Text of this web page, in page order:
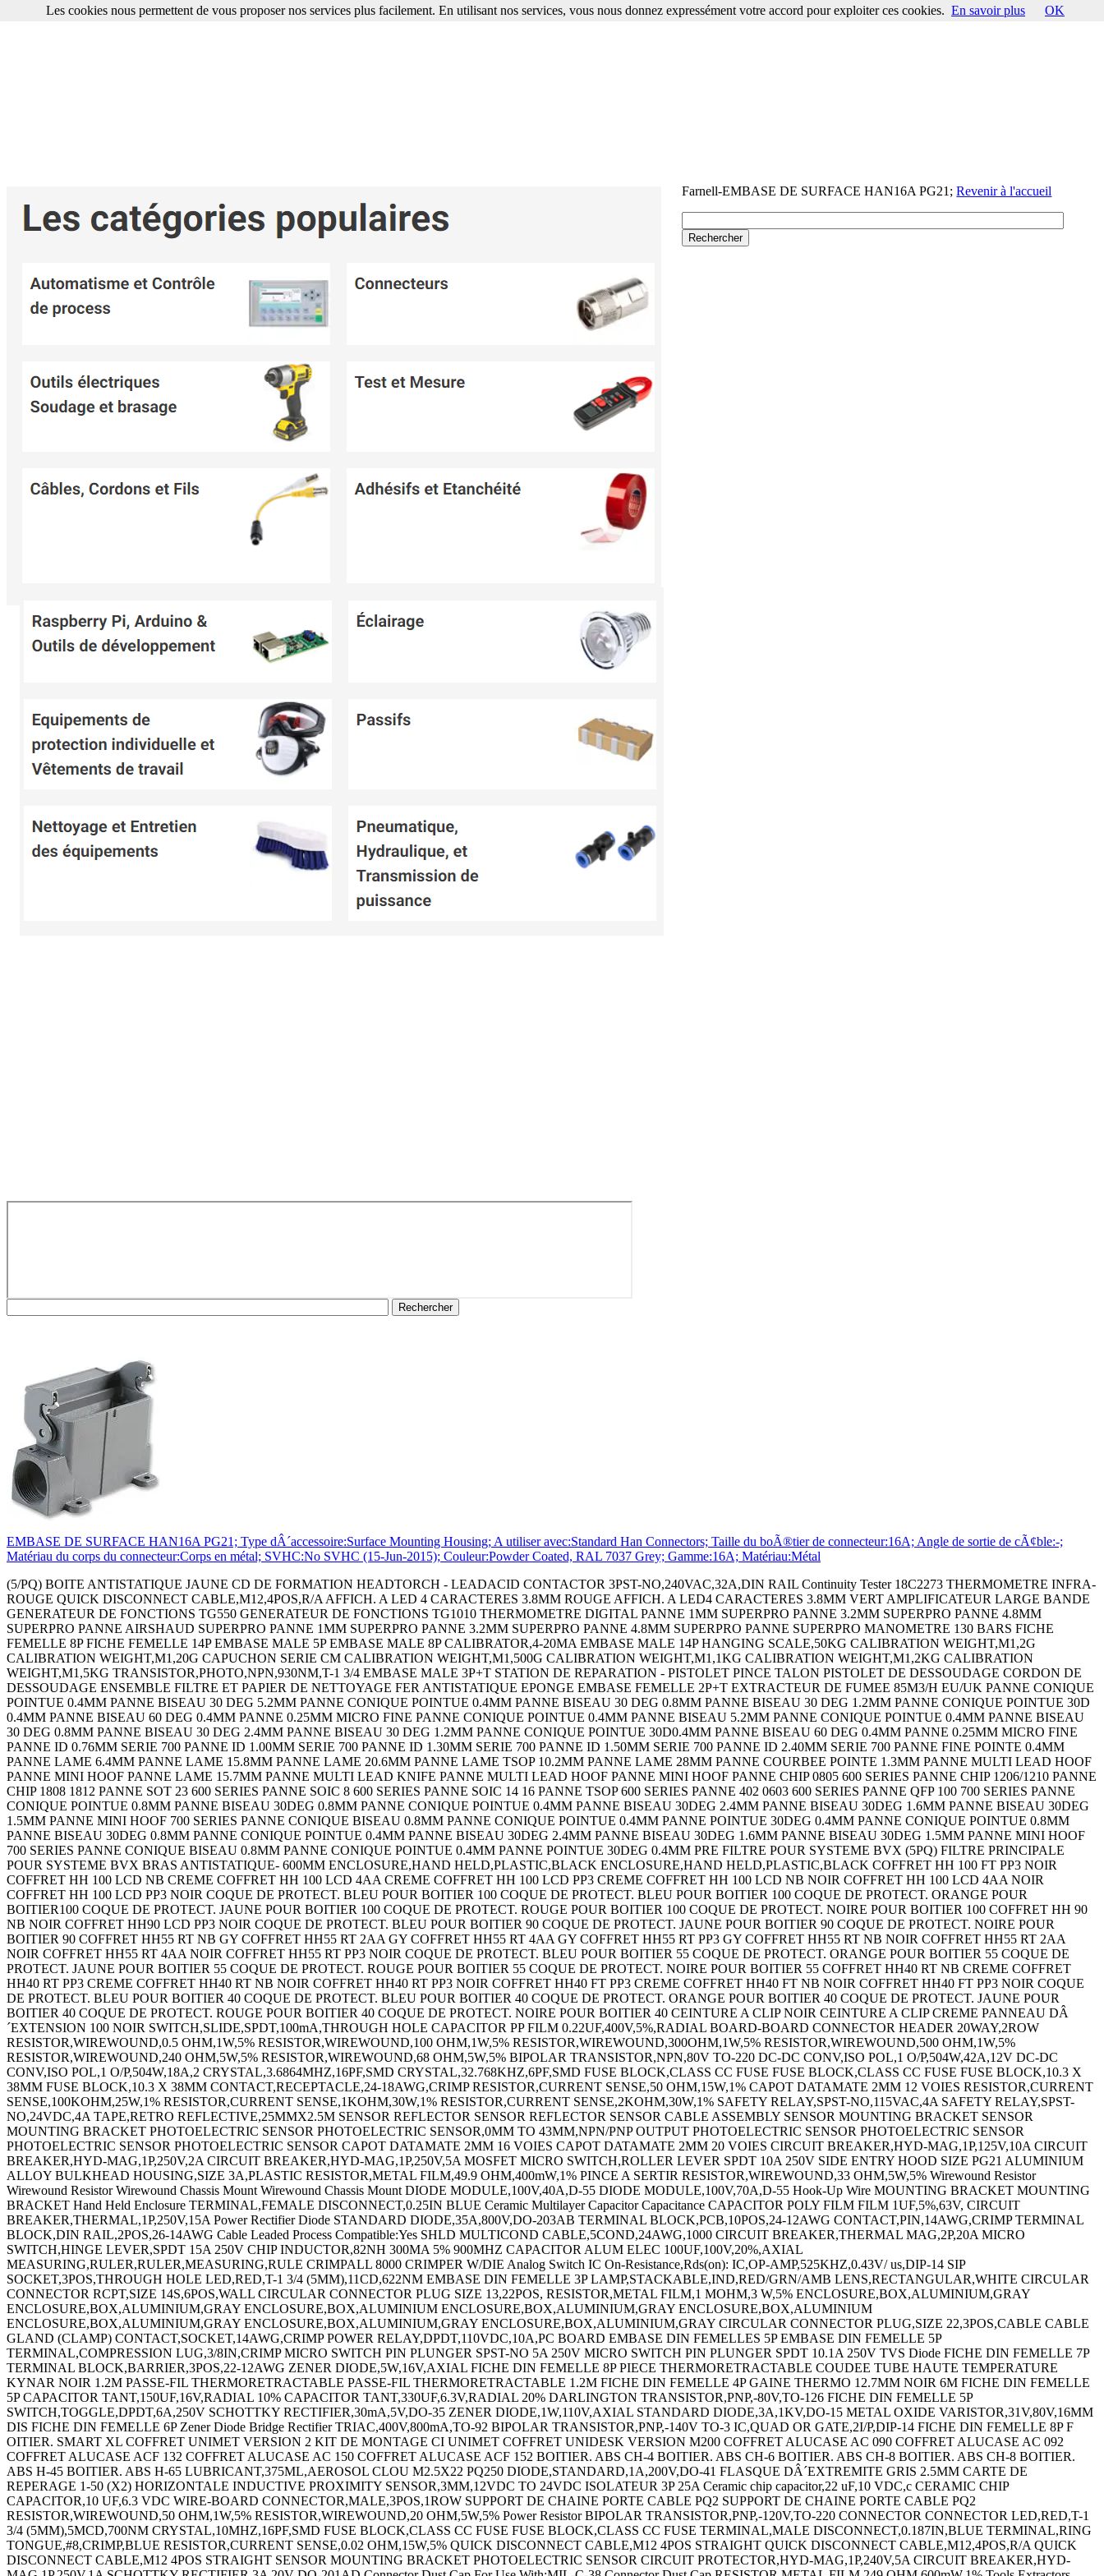
Farnell-EMBASE DE SURFACE HAN16A PG21;Revenir à l'accueil
EMBASE DE SURFACE HAN16A PG21; Type dÂ´accessoire:Surface Mounting Housing; A utiliser avec:Standard Han Connectors; Taille du boÃ®tier de connecteur:16A; Angle de sortie de cÃ¢ble:-;
Matériau du corps du connecteur:Corps en métal; SVHC:No SVHC (15-Jun-2015); Couleur:Powder Coated, RAL 7037 Grey; Gamme:16A; Matériau:Métal
(5/PQ) BOITE ANTISTATIQUE JAUNE CD DE FORMATION HEADTORCH - LEADACID CONTACTOR 3PST-NO,240VAC,32A,DIN RAIL Continuity Tester 18C2273 THERMOMETRE INFRA-ROUGE QUICK DISCONNECT CABLE,M12,4POS,R/A AFFICH. A LED 4 CARACTERES 3.8MM ROUGE AFFICH. A LED4 CARACTERES 3.8MM VERT AMPLIFICATEUR LARGE BANDE GENERATEUR DE FONCTIONS TG550 GENERATEUR DE FONCTIONS TG1010 THERMOMETRE DIGITAL PANNE 1MM SUPERPRO PANNE 3.2MM SUPERPRO PANNE 4.8MM SUPERPRO PANNE AIRSHAUD SUPERPRO PANNE 1MM SUPERPRO PANNE 3.2MM SUPERPRO PANNE 4.8MM SUPERPRO PANNE SUPERPRO MANOMETRE 130 BARS FICHE FEMELLE 8P FICHE FEMELLE 14P EMBASE MALE 5P EMBASE MALE 8P CALIBRATOR,4-20MA EMBASE MALE 14P HANGING SCALE,50KG CALIBRATION WEIGHT,M1,2G CALIBRATION WEIGHT,M1,20G CAPUCHON SERIE CM CALIBRATION WEIGHT,M1,500G CALIBRATION WEIGHT,M1,1KG CALIBRATION WEIGHT,M1,2KG CALIBRATION WEIGHT,M1,5KG TRANSISTOR,PHOTO,NPN,930NM,T-1 3/4 EMBASE MALE 3P+T STATION DE REPARATION - PISTOLET PINCE TALON PISTOLET DE DESSOUDAGE CORDON DE DESSOUDAGE ENSEMBLE FILTRE ET PAPIER DE NETTOYAGE FER ANTISTATIQUE EPONGE EMBASE FEMELLE 2P+T EXTRACTEUR DE FUMEE 85M3/H EU/UK PANNE CONIQUE POINTUE 0.4MM PANNE BISEAU 30 DEG 5.2MM PANNE CONIQUE POINTUE 0.4MM PANNE BISEAU 30 DEG 0.8MM PANNE BISEAU 30 DEG 1.2MM PANNE CONIQUE POINTUE 30D 0.4MM PANNE BISEAU 60 DEG 0.4MM PANNE 0.25MM MICRO FINE PANNE CONIQUE POINTUE 0.4MM PANNE BISEAU 5.2MM PANNE CONIQUE POINTUE 0.4MM PANNE BISEAU 30 DEG 0.8MM PANNE BISEAU 30 DEG 2.4MM PANNE BISEAU 30 DEG 1.2MM PANNE CONIQUE POINTUE 30D0.4MM PANNE BISEAU 60 DEG 0.4MM PANNE 0.25MM MICRO FINE PANNE ID 0.76MM SERIE 700 PANNE ID 1.00MM SERIE 700 PANNE ID 1.30MM SERIE 700 PANNE ID 1.50MM SERIE 700 PANNE ID 2.40MM SERIE 700 PANNE FINE POINTE 0.4MM PANNE LAME 6.4MM PANNE LAME 15.8MM PANNE LAME 20.6MM PANNE LAME TSOP 10.2MM PANNE LAME 28MM PANNE COURBEE POINTE 1.3MM PANNE MULTI LEAD HOOF PANNE MINI HOOF PANNE LAME 15.7MM PANNE MULTI LEAD KNIFE PANNE MULTI LEAD HOOF PANNE MINI HOOF PANNE CHIP 0805 600 SERIES PANNE CHIP 1206/1210 PANNE CHIP 1808 1812 PANNE SOT 23 600 SERIES PANNE SOIC 8 600 SERIES PANNE SOIC 14 16 PANNE TSOP 600 SERIES PANNE 402 0603 600 SERIES PANNE QFP 100 700 SERIES PANNE CONIQUE POINTUE 0.8MM PANNE BISEAU 30DEG 0.8MM PANNE CONIQUE POINTUE 0.4MM PANNE BISEAU 30DEG 2.4MM PANNE BISEAU 30DEG 1.6MM PANNE BISEAU 30DEG 1.5MM PANNE MINI HOOF 700 SERIES PANNE CONIQUE BISEAU 0.8MM PANNE CONIQUE POINTUE 0.4MM PANNE POINTUE 30DEG 0.4MM PANNE CONIQUE POINTUE 0.8MM PANNE BISEAU 30DEG 0.8MM PANNE CONIQUE POINTUE 0.4MM PANNE BISEAU 30DEG 2.4MM PANNE BISEAU 30DEG 1.6MM PANNE BISEAU 30DEG 1.5MM PANNE MINI HOOF 700 SERIES PANNE CONIQUE BISEAU 0.8MM PANNE CONIQUE POINTUE 0.4MM PANNE POINTUE 30DEG 0.4MM PRE FILTRE POUR SYSTEME BVX (5PQ) FILTRE PRINCIPALE POUR SYSTEME BVX BRAS ANTISTATIQUE- 600MM ENCLOSURE,HAND HELD,PLASTIC,BLACK ENCLOSURE,HAND HELD,PLASTIC,BLACK COFFRET HH 100 FT PP3 NOIR COFFRET HH 100 LCD NB CREME COFFRET HH 100 LCD 4AA CREME COFFRET HH 100 LCD PP3 CREME COFFRET HH 100 LCD NB NOIR COFFRET HH 100 LCD 4AA NOIR COFFRET HH 100 LCD PP3 NOIR COQUE DE PROTECT. BLEU POUR BOITIER 100 COQUE DE PROTECT. BLEU POUR BOITIER 100 COQUE DE PROTECT. ORANGE POUR BOITIER100 COQUE DE PROTECT. JAUNE POUR BOITIER 100 COQUE DE PROTECT. ROUGE POUR BOITIER 100 COQUE DE PROTECT. NOIRE POUR BOITIER 100 COFFRET HH 90 NB NOIR COFFRET HH90 LCD PP3 NOIR COQUE DE PROTECT. BLEU POUR BOITIER 90 COQUE DE PROTECT. JAUNE POUR BOITIER 90 COQUE DE PROTECT. NOIRE POUR BOITIER 90 COFFRET HH55 RT NB GY COFFRET HH55 RT 2AA GY COFFRET HH55 RT 4AA GY COFFRET HH55 RT PP3 GY COFFRET HH55 RT NB NOIR COFFRET HH55 RT 2AA NOIR COFFRET HH55 RT 4AA NOIR COFFRET HH55 RT PP3 NOIR COQUE DE PROTECT. BLEU POUR BOITIER 55 COQUE DE PROTECT. ORANGE POUR BOITIER 55 COQUE DE PROTECT. JAUNE POUR BOITIER 55 COQUE DE PROTECT. ROUGE POUR BOITIER 55 COQUE DE PROTECT. NOIRE POUR BOITIER 55 COFFRET HH40 RT NB CREME COFFRET HH40 RT PP3 CREME COFFRET HH40 RT NB NOIR COFFRET HH40 RT PP3 NOIR COFFRET HH40 FT PP3 CREME COFFRET HH40 FT NB NOIR COFFRET HH40 FT PP3 NOIR COQUE DE PROTECT. BLEU POUR BOITIER 40 COQUE DE PROTECT. BLEU POUR BOITIER 40 COQUE DE PROTECT. ORANGE POUR BOITIER 40 COQUE DE PROTECT. JAUNE POUR BOITIER 40 COQUE DE PROTECT. ROUGE POUR BOITIER 40 COQUE DE PROTECT. NOIRE POUR BOITIER 40 CEINTURE A CLIP NOIR CEINTURE A CLIP CREME PANNEAU DÂ´EXTENSION 100 NOIR SWITCH,SLIDE,SPDT,100mA,THROUGH HOLE CAPACITOR PP FILM 0.22UF,400V,5%,RADIAL BOARD-BOARD CONNECTOR HEADER 20WAY,2ROW RESISTOR,WIREWOUND,0.5 OHM,1W,5% RESISTOR,WIREWOUND,100 OHM,1W,5% RESISTOR,WIREWOUND,300OHM,1W,5% RESISTOR,WIREWOUND,500 OHM,1W,5% RESISTOR,WIREWOUND,240 OHM,5W,5% RESISTOR,WIREWOUND,68 OHM,5W,5% BIPOLAR TRANSISTOR,NPN,80V TO-220 DC-DC CONV,ISO POL,1 O/P,504W,42A,12V DC-DC CONV,ISO POL,1 O/P,504W,18A,2 CRYSTAL,3.6864MHZ,16PF,SMD CRYSTAL,32.768KHZ,6PF,SMD FUSE BLOCK,CLASS CC FUSE FUSE BLOCK,CLASS CC FUSE FUSE BLOCK,10.3 X 38MM FUSE BLOCK,10.3 X 38MM CONTACT,RECEPTACLE,24-18AWG,CRIMP RESISTOR,CURRENT SENSE,50 OHM,15W,1% CAPOT DATAMATE 2MM 12 VOIES RESISTOR,CURRENT SENSE,100KOHM,25W,1% RESISTOR,CURRENT SENSE,1KOHM,30W,1% RESISTOR,CURRENT SENSE,2KOHM,30W,1% SAFETY RELAY,SPST-NO,115VAC,4A SAFETY RELAY,SPST-NO,24VDC,4A TAPE,RETRO REFLECTIVE,25MMX2.5M SENSOR REFLECTOR SENSOR REFLECTOR SENSOR CABLE ASSEMBLY SENSOR MOUNTING BRACKET SENSOR MOUNTING BRACKET PHOTOELECTRIC SENSOR PHOTOELECTRIC SENSOR,0MM TO 43MM,NPN/PNP OUTPUT PHOTOELECTRIC SENSOR PHOTOELECTRIC SENSOR PHOTOELECTRIC SENSOR PHOTOELECTRIC SENSOR CAPOT DATAMATE 2MM 16 VOIES CAPOT DATAMATE 2MM 20 VOIES CIRCUIT BREAKER,HYD-MAG,1P,125V,10A CIRCUIT BREAKER,HYD-MAG,1P,250V,2A CIRCUIT BREAKER,HYD-MAG,1P,250V,5A MOSFET MICRO SWITCH,ROLLER LEVER SPDT 10A 250V SIDE ENTRY HOOD SIZE PG21 ALUMINIUM ALLOY BULKHEAD HOUSING,SIZE 3A,PLASTIC RESISTOR,METAL FILM,49.9 OHM,400mW,1% PINCE A SERTIR RESISTOR,WIREWOUND,33 OHM,5W,5% Wirewound Resistor Wirewound Resistor Wirewound Chassis Mount Wirewound Chassis Mount DIODE MODULE,100V,40A,D-55 DIODE MODULE,100V,70A,D-55 Hook-Up Wire MOUNTING BRACKET MOUNTING BRACKET Hand Held Enclosure TERMINAL,FEMALE DISCONNECT,0.25IN BLUE Ceramic Multilayer Capacitor Capacitance CAPACITOR POLY FILM FILM 1UF,5%,63V, CIRCUIT BREAKER,THERMAL,1P,250V,15A Power Rectifier Diode STANDARD DIODE,35A,800V,DO-203AB TERMINAL BLOCK,PCB,10POS,24-12AWG CONTACT,PIN,14AWG,CRIMP TERMINAL BLOCK,DIN RAIL,2POS,26-14AWG Cable Leaded Process Compatible:Yes SHLD MULTICOND CABLE,5COND,24AWG,1000 CIRCUIT BREAKER,THERMAL MAG,2P,20A MICRO SWITCH,HINGE LEVER,SPDT 15A 250V CHIP INDUCTOR,82NH 300MA 5% 900MHZ CAPACITOR ALUM ELEC 100UF,100V,20%,AXIAL MEASURING,RULER,RULER,MEASURING,RULE CRIMPALL 8000 CRIMPER W/DIE Analog Switch IC On-Resistance,Rds(on): IC,OP-AMP,525KHZ,0.43V/ us,DIP-14 SIP SOCKET,3POS,THROUGH HOLE LED,RED,T-1 3/4 (5MM),11CD,622NM EMBASE DIN FEMELLE 3P LAMP,STACKABLE,IND,RED/GRN/AMB LENS,RECTANGULAR,WHITE CIRCULAR CONNECTOR RCPT,SIZE 14S,6POS,WALL CIRCULAR CONNECTOR PLUG SIZE 13,22POS, RESISTOR,METAL FILM,1 MOHM,3 W,5% ENCLOSURE,BOX,ALUMINIUM,GRAY ENCLOSURE,BOX,ALUMINIUM,GRAY ENCLOSURE,BOX,ALUMINIUM ENCLOSURE,BOX,ALUMINIUM,GRAY ENCLOSURE,BOX,ALUMINIUM ENCLOSURE,BOX,ALUMINIUM,GRAY ENCLOSURE,BOX,ALUMINIUM,GRAY ENCLOSURE,BOX,ALUMINIUM,GRAY CIRCULAR CONNECTOR PLUG,SIZE 22,3POS,CABLE CABLE GLAND (CLAMP) CONTACT,SOCKET,14AWG,CRIMP POWER RELAY,DPDT,110VDC,10A,PC BOARD EMBASE DIN FEMELLES 5P EMBASE DIN FEMELLE 5P TERMINAL,COMPRESSION LUG,3/8IN,CRIMP MICRO SWITCH PIN PLUNGER SPST-NO 5A 250V MICRO SWITCH PIN PLUNGER SPDT 10.1A 250V TVS Diode FICHE DIN FEMELLE 7P TERMINAL BLOCK,BARRIER,3POS,22-12AWG ZENER DIODE,5W,16V,AXIAL FICHE DIN FEMELLE 8P PIECE THERMORETRACTABLE COUDEE TUBE HAUTE TEMPERATURE KYNAR NOIR 1.2M PASSE-FIL THERMORETRACTABLE PASSE-FIL THERMORETRACTABLE 1.2M FICHE DIN FEMELLE 4P GAINE THERMO 12.7MM NOIR 6M FICHE DIN FEMELLE 5P CAPACITOR TANT,150UF,16V,RADIAL 10% CAPACITOR TANT,330UF,6.3V,RADIAL 20% DARLINGTON TRANSISTOR,PNP,-80V,TO-126 FICHE DIN FEMELLE 5P SWITCH,TOGGLE,DPDT,6A,250V SCHOTTKY RECTIFIER,30mA,5V,DO-35 ZENER DIODE,1W,110V,AXIAL STANDARD DIODE,3A,1KV,DO-15 METAL OXIDE VARISTOR,31V,80V,16MM DIS FICHE DIN FEMELLE 6P Zener Diode Bridge Rectifier TRIAC,400V,800mA,TO-92 BIPOLAR TRANSISTOR,PNP,-140V TO-3 IC,QUAD OR GATE,2I/P,DIP-14 FICHE DIN FEMELLE 8P F OITIER. SMART XL COFFRET UNIMET VERSION 2 KIT DE MONTAGE CI UNIMET COFFRET UNIDESK VERSION M200 COFFRET ALUCASE AC 090 COFFRET ALUCASE AC 092 COFFRET ALUCASE ACF 132 COFFRET ALUCASE AC 150 COFFRET ALUCASE ACF 152 BOITIER. ABS CH-4 BOITIER. ABS CH-6 BOITIER. ABS CH-8 BOITIER. ABS CH-8 BOITIER. ABS H-45 BOITIER. ABS H-65 LUBRICANT,375ML,AEROSOL CLOU M2.5X22 PQ250 DIODE,STANDARD,1A,200V,DO-41 FLASQUE DÂ´EXTREMITE GRIS 2.5MM CARTE DE REPERAGE 1-50 (X2) HORIZONTALE INDUCTIVE PROXIMITY SENSOR,3MM,12VDC TO 24VDC ISOLATEUR 3P 25A Ceramic chip capacitor,22 uF,10 VDC,c CERAMIC CHIP CAPACITOR,10 UF,6.3 VDC WIRE-BOARD CONNECTOR,MALE,3POS,1ROW SUPPORT DE CHAINE PORTE CABLE PQ2 SUPPORT DE CHAINE PORTE CABLE PQ2 RESISTOR,WIREWOUND,50 OHM,1W,5% RESISTOR,WIREWOUND,20 OHM,5W,5% Power Resistor BIPOLAR TRANSISTOR,PNP,-120V,TO-220 CONNECTOR CONNECTOR LED,RED,T-1 3/4 (5MM),5MCD,700NM CRYSTAL,10MHZ,16PF,SMD FUSE BLOCK,CLASS CC FUSE FUSE BLOCK,CLASS CC FUSE TERMINAL,MALE DISCONNECT,0.187IN,BLUE TERMINAL,RING TONGUE,#8,CRIMP,BLUE RESISTOR,CURRENT SENSE,0.02 OHM,15W,5% QUICK DISCONNECT CABLE,M12 4POS STRAIGHT QUICK DISCONNECT CABLE,M12,4POS,R/A QUICK DISCONNECT CABLE,M12 4POS STRAIGHT SENSOR MOUNTING BRACKET PHOTOELECTRIC SENSOR CIRCUIT PROTECTOR,HYD-MAG,1P,240V,5A CIRCUIT BREAKER,HYD-MAG,1P,250V,1A SCHOTTKY RECTIFIER,3A 20V DO-201AD Connector Dust Cap For Use With:MIL-C-38 Connector Dust Cap RESISTOR,METAL FILM,249 OHM,600mW,1% Tools,Extractors CAPACITOR CERAMIC 100PF 50V,C0G,5%,AXIAL CAPACITOR CERAMIC 1000PF 50V,C0G,5%,AXIAL MICRO SWITCH,PIN PLUNGER,SPDT 15A 250V CAPACITOR POLY FILM FILM 1UF,10%,63V, CAPACITOR TANT,10UF,50V,AXIAL 10% Wirewound Resistor Wirewound Chassis Mount LAMP,STACKABLE,IND,RYG Indicating Light - 3 Lights - D - 24V AC Indicating Light - 3 Lights - D
Les cookies nous permettent de vous proposer nos services plus facilement. En utilisant nos services, vous nous donnez expressément votre accord pour exploiter ces cookies. En savoir plus OK